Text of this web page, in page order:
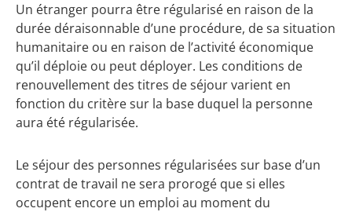
Un étranger pourra être régularisé en raison de la
durée déraisonnable d’une procédure, de sa situation
humanitaire ou en raison de l’activité économique
qu’il déploie ou peut déployer. Les conditions de
renouvellement des titres de séjour varient en
fonction du critère sur la base duquel la personne
aura été régularisée.
Le séjour des personnes régularisées sur base d’un
contrat de travail ne sera prorogé que si elles
occupent encore un emploi au moment du